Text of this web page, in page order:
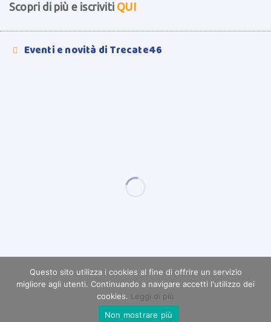
RICHIEDI INFORMAZIONI
Scopri di più e iscriviti QUI
 Eventi e novità di Trecate46
Questo sito utilizza i cookies al fine di offrire un servizio
migliore agli utenti. Continuando a navigare accetti l'utilizzo dei
cookies. Leggi di più
Non mostrare più